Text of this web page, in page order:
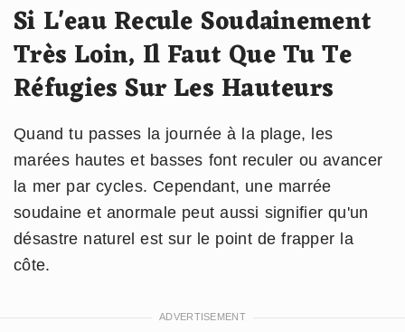
Si L'eau Recule Soudainement
Très Loin, Il Faut Que Tu Te
Réfugies Sur Les Hauteurs
Quand tu passes la journée à la plage, les
marées hautes et basses font reculer ou avancer
la mer par cycles. Cependant, une marrée
soudaine et anormale peut aussi signifier qu'un
désastre naturel est sur le point de frapper la
côte.